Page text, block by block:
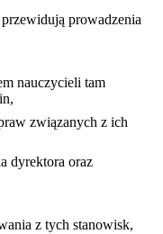
prowadzenia
nauczycieli tam
związanych z ich
dyrektora oraz
z tych stanowisk,